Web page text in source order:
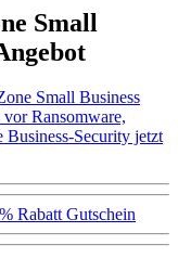
Small
Small Business
Ransomware,
Security jetzt